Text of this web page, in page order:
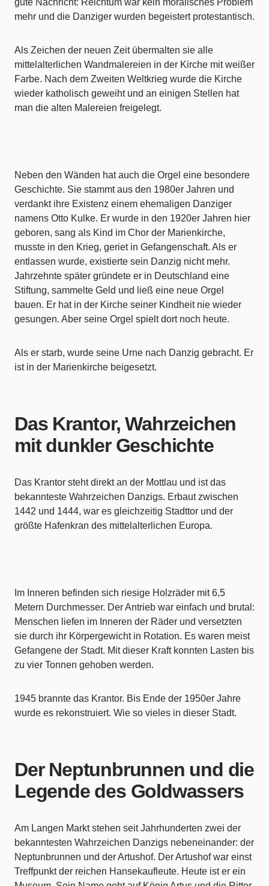
gute Nachricht: Reichtum war kein moralisches Problem
mehr und die Danziger wurden begeistert protestantisch.
Als Zeichen der neuen Zeit übermalten sie alle
mittelalterlichen Wandmalereien in der Kirche mit weißer
Farbe. Nach dem Zweiten Weltkrieg wurde die Kirche
wieder katholisch geweiht und an einigen Stellen hat
man die alten Malereien freigelegt.
Neben den Wänden hat auch die Orgel eine besondere
Geschichte. Sie stammt aus den 1980er Jahren und
verdankt ihre Existenz einem ehemaligen Danziger
namens Otto Kulke. Er wurde in den 1920er Jahren hier
geboren, sang als Kind im Chor der Marienkirche,
musste in den Krieg, geriet in Gefangenschaft. Als er
entlassen wurde, existierte sein Danzig nicht mehr.
Jahrzehnte später gründete er in Deutschland eine
Stiftung, sammelte Geld und ließ eine neue Orgel
bauen. Er hat in der Kirche seiner Kindheit nie wieder
gesungen. Aber seine Orgel spielt dort noch heute.
Als er starb, wurde seine Urne nach Danzig gebracht. Er
ist in der Marienkirche beigesetzt.
Das Krantor, Wahrzeichen
mit dunkler Geschichte
Das Krantor steht direkt an der Mottlau und ist das
bekannteste Wahrzeichen Danzigs. Erbaut zwischen
1442 und 1444, war es gleichzeitig Stadttor und der
größte Hafenkran des mittelalterlichen Europa.
Im Inneren befinden sich riesige Holzräder mit 6,5
Metern Durchmesser. Der Antrieb war einfach und brutal:
Menschen liefen im Inneren der Räder und versetzten
sie durch ihr Körpergewicht in Rotation. Es waren meist
Gefangene der Stadt. Mit dieser Kraft konnten Lasten bis
zu vier Tonnen gehoben werden.
1945 brannte das Krantor. Bis Ende der 1950er Jahre
wurde es rekonstruiert. Wie so vieles in dieser Stadt.
Der Neptunbrunnen und die
Legende des Goldwassers
Am Langen Markt stehen seit Jahrhunderten zwei der
bekanntesten Wahrzeichen Danzigs nebeneinander: der
Neptunbrunnen und der Artushof. Der Artushof war einst
Treffpunkt der reichen Hansekaufleute. Heute ist er ein